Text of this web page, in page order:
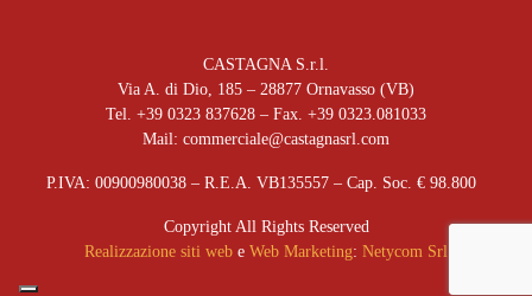
CASTAGNA S.r.l.
Via A. di Dio, 185 – 28877 Ornavasso (VB)
Tel. +39 0323 837628 – Fax. +39 0323.081033
Mail: commerciale@castagnasrl.com
P.IVA: 00900980038 – R.E.A. VB135557 – Cap. Soc. € 98.800
Copyright All Rights Reserved
Realizzazione siti web e Web Marketing: Netycom Srl